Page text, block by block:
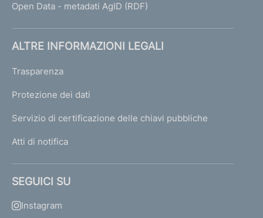
Open Data - metadati AgID (RDF)
ALTRE INFORMAZIONI LEGALI
Trasparenza
Protezione dei dati
Servizio di certificazione delle chiavi pubbliche
Atti di notifica
SEGUICI SU
Instagram